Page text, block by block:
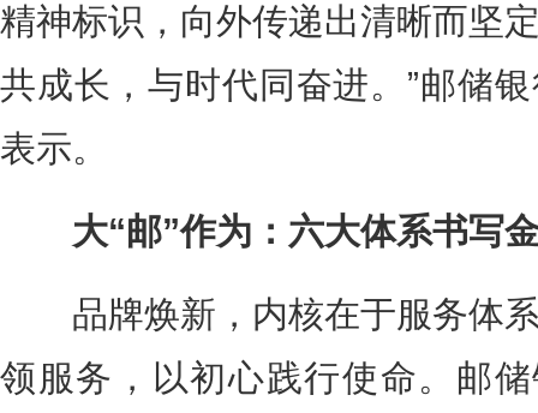
精神标识，向外传递出清晰而
共成长，与时代同奋进。”邮储
表示。
大“邮”作为：六大体系书写
品牌焕新，内核在于服务体系
领服务，以初心践行使命。邮